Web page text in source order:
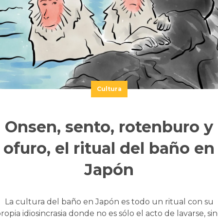
Cultura
Onsen, sento, rotenburo y
ofuro, el ritual del baño en
Japón
La cultura del baño en Japón es todo un ritual con su
idiosincrasia donde no es sólo el acto de lavarse,